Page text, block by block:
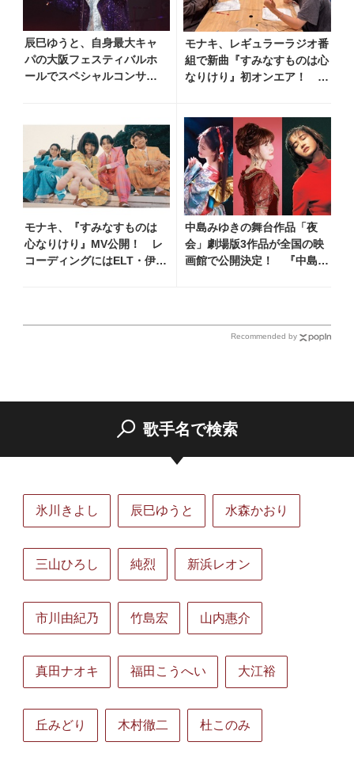
辰巳ゆうと、自身最大キャ
パの大阪フェスティバルホ
ールでスペシャルコンサー
11月17日に同ホールで追加
公演が決定
モナキ、レギュラーラジオ番
組で新曲『すみなすものは心
なりけり』初オンエア！
ある一曲」
モナキ、『すみなすものは
心なりけり』MV公開！ レ
コーディングにはELT・伊藤
中島みゆきの舞台作品「夜
会」劇場版3作品が全国の映
画館で公開決定！ 『中島み
Recommended by
歌手名で検索
氷川きよし 辰巳ゆうと 水森かおり
三山ひろし 純烈 新浜レオン
市川由紀乃 竹島宏 山内惠介
真田ナオキ 福田こうへい 大江裕
丘みどり 木村徹二 杜このみ